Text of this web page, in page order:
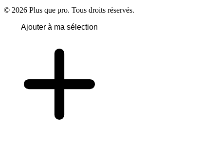
© 2026 Plus que pro. Tous droits réservés.
Ajouter à ma sélection